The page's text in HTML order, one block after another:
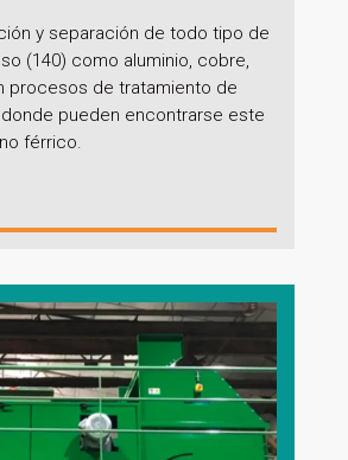
y separación de todo tipo de
(140) como aluminio, cobre,
procesos de tratamiento de
pueden encontrarse este
férrico.